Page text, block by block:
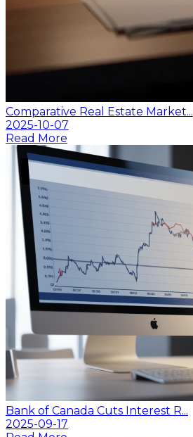
Comparative Real Estate Market...
2025-10-07
Read More
Bank of Canada Cuts Interest R...
2025-09-17